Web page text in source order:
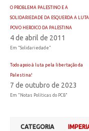
O PROBLEMA PALESTINO E A
SOLIDARIEDADE DA ESQUERDA A
POVO HEROICO DA PALESTINA
4 de abril de 2011
Em "Solidariedade"
Todo apoio à luta pela libertação da
Palestina!
7 de outubro de 2023
Em "Notas Políticas do PCB"
CATEGORIA